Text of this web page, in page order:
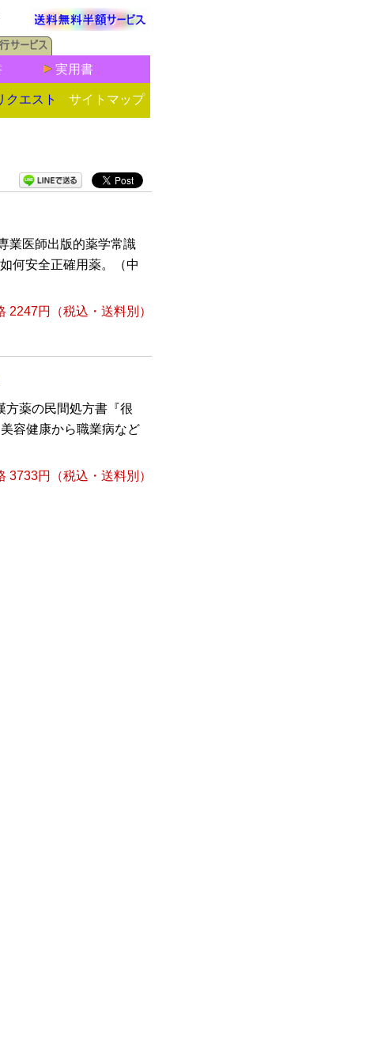
実用書
クエスト サイトマップ
業医師出版的薬学常識
何安全正確用薬。（中
2247円 （税込・送料別）
方薬の民間処方書『很
容健康から職業病など
3733円 （税込・送料別）